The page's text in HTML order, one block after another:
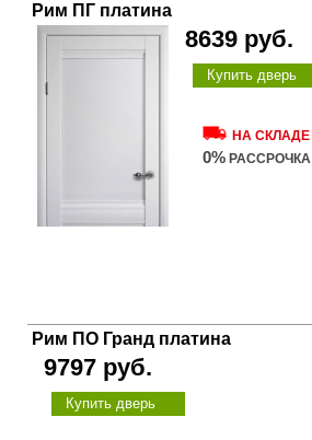
Рим ПГ платина
8639 руб.
Купить дверь
НА СКЛАДЕ
0% РАССРОЧКА
Рим ПО Гранд платина
9797 руб.
Купить дверь